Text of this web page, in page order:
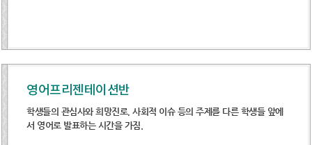
영어프리젠테이션반
학생들의 관심사와 희망진로, 사회적 이슈 등의 주제를 다른 학생들 앞에
서 영어로 발표하는 시간을 가짐.